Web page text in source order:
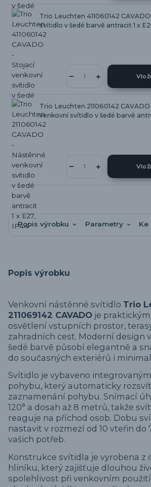
Trio Leuchten 411060142
svítidlo v šedé barvě antracit 1 x
Trio Leuchten 211060142
venkovní svítidlo v šedé barvě
Popis výrobku Parametry Ke
Popis výrobku
Venkovní nástěnné svítidlo Trio
211069142 CAVADO je
osvětlení vstupních prostor,
zahradních cest. Moderní design
šedé barvě působí elegantně a
do současných exteriérů i
Svítidlo je vybaveno
pohybu, který automaticky
zaznamenání pohybu. Snímací
120° a dosah až 8 metrů, takže
reaguje na příchod osob. Dobu
nastavit v rozmezí od 10 vteřin
vašich potřeb.
Konstrukce svítidla je vyrobena z
hliníku, který zajišťuje dlouhou
spolehlivost při venkovním